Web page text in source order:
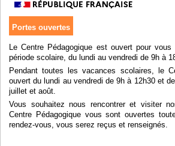
Portes ouvertes
Le Centre Pédagogique est ouvert pour
période scolaire, du lundi au vendredi de 9h à
Pendant toutes les vacances scolaires, le
ouvert du lundi au vendredi de 9h à 12h30 et
juillet et août.
Vous souhaitez nous rencontrer et visiter
Centre Pédagogique vous sont ouvertes
rendez-vous, vous serez reçus et renseignés.